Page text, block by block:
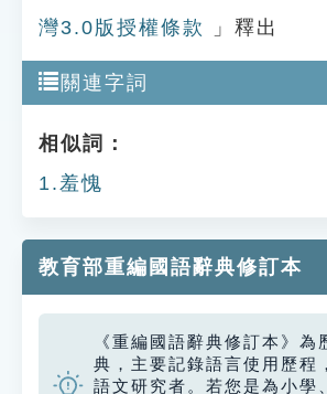
灣3.0版授權條款
」釋出
關連字詞
相似詞：
1.羞愧
教育部重編國語辭典修訂本
《重編國語辭典修訂本》為
典，主要記錄語言使用歷程
語文研究者。若您是為小學